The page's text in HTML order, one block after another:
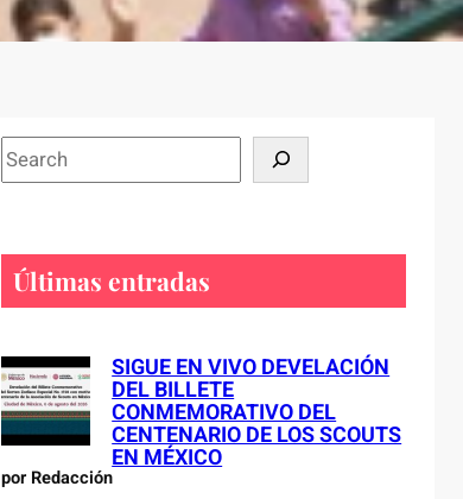
S
e
h
Últimas entradas
SIGUE EN VIVO DEVELACIÓN
DEL BILLETE
CONMEMORATIVO DEL
CENTENARIO DE LOS SCOUTS
EN MÉXICO
por Redacción